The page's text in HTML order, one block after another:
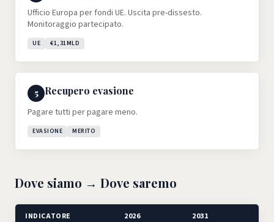
Ufficio Europa per fondi UE. Uscita pre-dissesto.
Monitoraggio partecipato.
UE €1,31MLD
5 Recupero evasione
Pagare tutti per pagare meno.
EVASIONE MERITO
Dove siamo → Dove saremo
INDICATORE 2026 2031